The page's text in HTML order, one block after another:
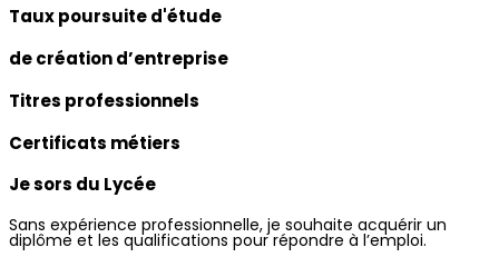
Taux poursuite d'étude
de création d’entreprise
Titres professionnels
Certificats métiers
Je sors du Lycée
Sans expérience professionnelle, je souhaite acquérir un
diplôme et les qualifications pour répondre à l’emploi.